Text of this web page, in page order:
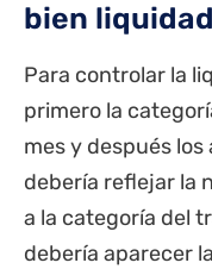
bien
Para controlar la
primero la
mes y después los
debería reflejar la
a la categoría del
debería aparecer la